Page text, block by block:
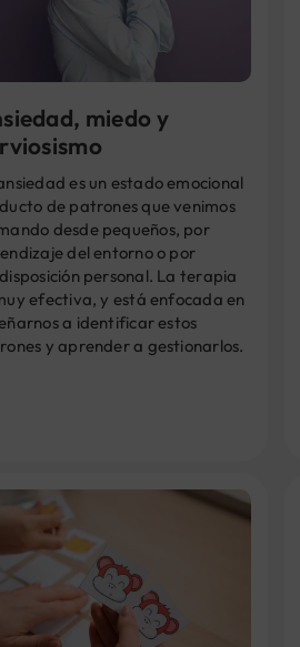
miedo y
es un estado emocional
de patrones que venimos
desde pequeños, por
del entorno o por
personal. La terapia
efectiva, y está enfocada en
a identificar estos
y aprender a gestionarlos.